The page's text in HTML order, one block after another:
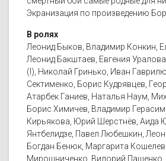
Экранизация по произведению
В ролях
Леонид Быков, Владимир Конкин,
Леонид Бакштаев, Евгения
(I), Николай Гринько, Иван
Сектименко, Борис Кудрявцев,
Атарбек Ганиев, Наталья Наум,
Борис Химичев, Владимир
Кирьякова, Юрий Шерстнёв, Аида
Янтбелидзе, Павел Любешкин,
Богдан Бенюк, Маргарита
Мирошниченко, Вилорий Пащенко